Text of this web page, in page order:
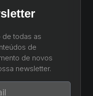
todas as
de
de novos
newsletter.